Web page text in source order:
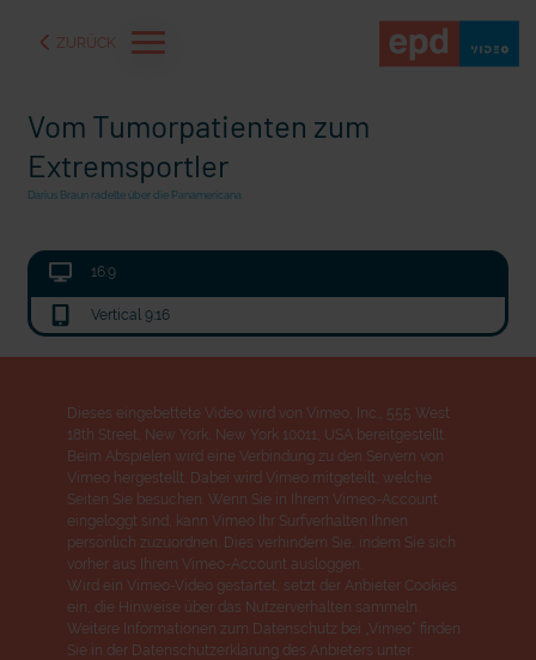
ZURÜCK
oder "Deppen der "Wir bauen Cherson wieder auf" - Optimismus in der
Vom Tumorpatienten zum
Extremsportler
Darius Braun radelte über die Panamericana
16:9
Vertical 9:16
Dieses eingebettete Video wird von Vimeo, Inc., 555 West
18th Street, New York, New York 10011, USA bereitgestellt.
Beim Abspielen wird eine Verbindung zu den Servern von
Vimeo hergestellt. Dabei wird Vimeo mitgeteilt, welche
Seiten Sie besuchen. Wenn Sie in Ihrem Vimeo-Account
eingeloggt sind, kann Vimeo Ihr Surfverhalten Ihnen
persönlich zuzuordnen. Dies verhindern Sie, indem Sie sich
vorher aus Ihrem Vimeo-Account ausloggen.
Wird ein Vimeo-Video gestartet, setzt der Anbieter Cookies
ein, die Hinweise über das Nutzerverhalten sammeln.
Weitere Informationen zum Datenschutz bei „Vimeo“ finden
Sie in der Datenschutzerklärung des Anbieters unter: